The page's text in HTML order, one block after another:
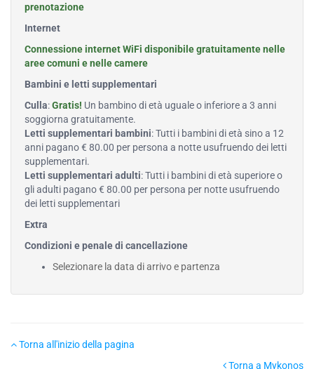
prenotazione
Internet
Connessione internet WiFi disponibile gratuitamente nelle
aree comuni e nelle camere
Bambini e letti supplementari
Culla:Gratis! Un bambino di età uguale o inferiore a 3 anni
soggiorna gratuitamente.
Letti supplementari bambini: Tutti i bambini di età sino a 12
anni pagano € 80.00 per persona a notte usufruendo dei letti
supplementari.
Letti supplementari adulti: Tutti i bambini di età superiore o
gli adulti pagano € 80.00 per persona per notte usufruendo
dei letti supplementari
Extra
Condizioni e penale di cancellazione
Selezionare la data di arrivo e partenza
Torna all'inizio della pagina
Torna a Mykonos